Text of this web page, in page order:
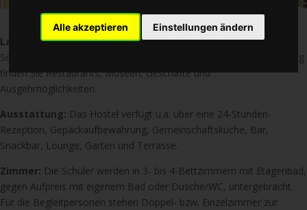
Alle akzeptieren Einstellungen ändern
Lage:
Die Unterkunft befindet sich im lebhaften Stadtviertel
Södermalm direkt am Park Tantolunden. In unmittelbarer Umgebung
finden Sie Restaurants, Museen, Geschäfte und
Ausgehmöglichkeiten.
Ausstattung: Das Hostel verfügt u.a. über eine 24-Stunden-
Rezeption, Gepäckaufbewahrung, Gemeinschaftsküche, Bar,
Snackbar, Lounge, Garten und Terrasse.
Zimmer: Die Schüler werden in 3- bis 4-Bettzimmern mit Etagenbad,
gegen Aufpreis mit eigenem Bad oder Dusche/WC, untergebracht.
Für die Begleitpersonen stehen Doppel- bzw. Einzelzimmer zur